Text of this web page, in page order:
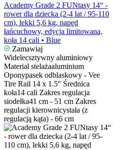
Academy Grade 2 FUNtasy 14“ -
rower dla dziecka (2-4 lat / 95-110
cm), lekki 5,6 kg, napęd
łańcuchowy, edycja limitowana,
koła 14 cali • Blue
Zamawiaj
Widelecsztywny aluminiowy
Materiał stelażaaluminium
Oponypasek odblaskowy - Vee
Tire Rail 14 x 1.5" Średnica
koła14 cali Zakres regulacja
siodełka41 cm - 51 cm Zakres
regulacji kierownicystała (z
regulacją kąta) - 66 cm